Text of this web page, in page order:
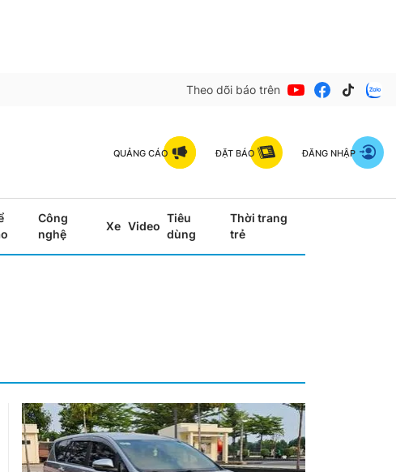
Theo dõi báo trên
QUẢNG CÁO ĐẶT BÁO ĐĂNG NHẬP
Công
nghệ
Xe Video
Tiêu
dùng
Thời trang
trẻ